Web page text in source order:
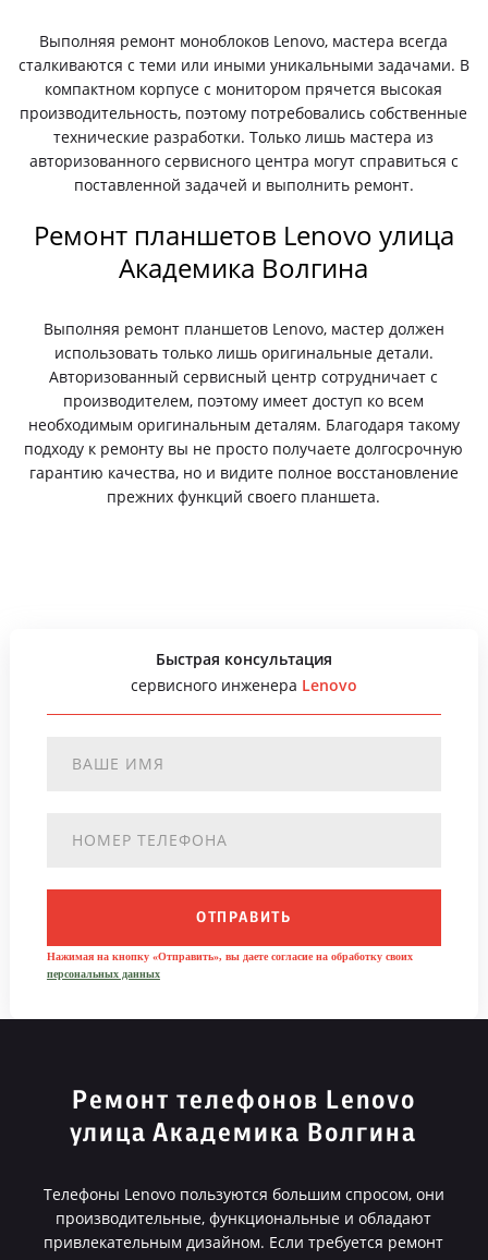
Выполняя ремонт моноблоков Lenovo, мастера всегда
сталкиваются с теми или иными уникальными задачами. В
компактном корпусе с монитором прячется высокая
производительность, поэтому потребовались собственные
технические разработки. Только лишь мастера из
авторизованного сервисного центра могут справиться с
поставленной задачей и выполнить ремонт.
Ремонт планшетов Lenovo улица
Академика Волгина
Выполняя ремонт планшетов Lenovo, мастер должен
использовать только лишь оригинальные детали.
Авторизованный сервисный центр сотрудничает с
производителем, поэтому имеет доступ ко всем
необходимым оригинальным деталям. Благодаря такому
подходу к ремонту вы не просто получаете долгосрочную
гарантию качества, но и видите полное восстановление
прежних функций своего планшета.
Быстрая консультация
сервисного инженера Lenovo
ОТПРАВИТЬ
Нажимая на кнопку «Отправить», вы даете согласие на обработку своих
персональных данных
Ремонт телефонов Lenovo
улица Академика Волгина
Телефоны Lenovo пользуются большим спросом, они
производительные, функциональные и обладают
привлекательным дизайном. Если требуется ремонт